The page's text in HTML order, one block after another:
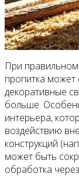
При правильном
пропитка может
декоративные
больше.
интерьера,
воздействию
конструкций
может быть
обработка